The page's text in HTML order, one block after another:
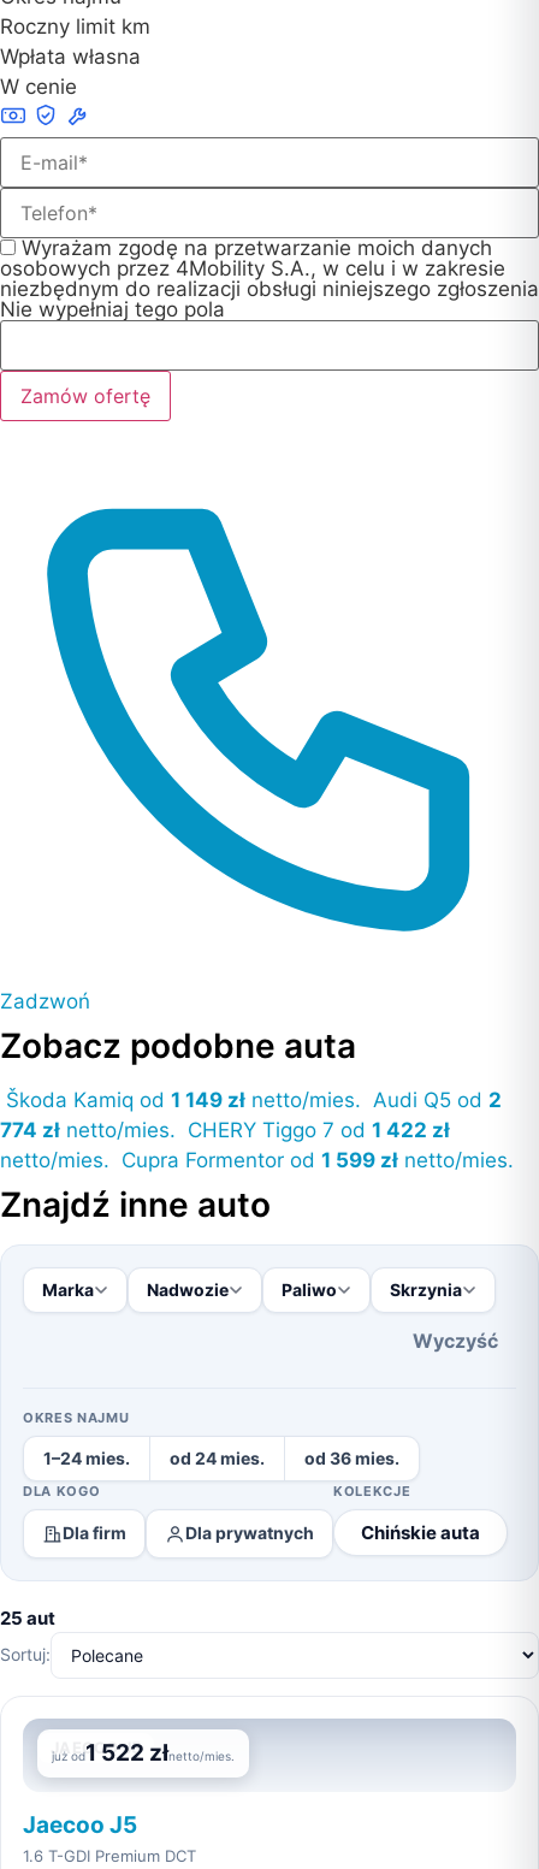
Roczny limit km
Wpłata własna
W cenie
Wyrażam zgodę na przetwarzanie moich danych
osobowych przez 4Mobility S.A., w celu i w zakresie
niezbędnym do realizacji obsługi niniejszego zgłoszenia
Nie wypełniaj tego pola
Zamów ofertę
Zadzwoń
Zobacz podobne auta
Škoda Kamiq od 1 149 zł netto/mies. Audi Q5 od 2
774 zł netto/mies. CHERY Tiggo 7 od 1 422 zł
netto/mies. Cupra Formentor od 1 599 zł netto/mies.
Znajdź inne auto
Marka Nadwozie Paliwo Skrzynia
Wyczyść
OKRES NAJMU
1–24 mies. od 24 mies. od 36 mies.
DLA KOGO
Dla firm Dla prywatnych
KOLEKCJE
Chińskie auta
25 aut
Sortuj:
JAECOO J5
już od1 522 złnetto/mies.
Jaecoo J5
1.6 T-GDI Premium DCT